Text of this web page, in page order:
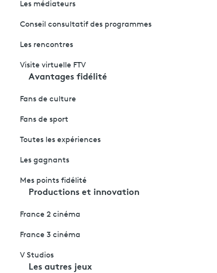
Les médiateurs
Conseil consultatif des programmes
Les rencontres
Visite virtuelle FTV
Avantages fidélité
Fans de culture
Fans de sport
Toutes les expériences
Les gagnants
Mes points fidélité
Productions et innovation
France 2 cinéma
France 3 cinéma
V Studios
Les autres jeux